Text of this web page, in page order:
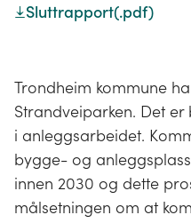
Sluttrapport(.pdf)
Trondheim kommune
Strandveiparken. Det
i anleggsarbeidet.
bygge- og
innen 2030 og dette
målsetningen om at